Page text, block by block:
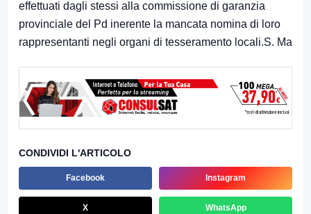
effettuati dagli stessi alla commissione di garanzia
provinciale del Pd inerente la mancata nomina di loro
rappresentanti negli organi di tesseramento locali.S. Ma
CONDIVIDI L'ARTICOLO
Facebook Instagram
X WhatsApp